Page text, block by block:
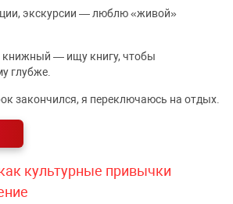
экскурсии — люблю «живой»
книжный — ищу книгу, чтобы
глубже.
закончился, я переключаюсь на отдых.
культурные привычки